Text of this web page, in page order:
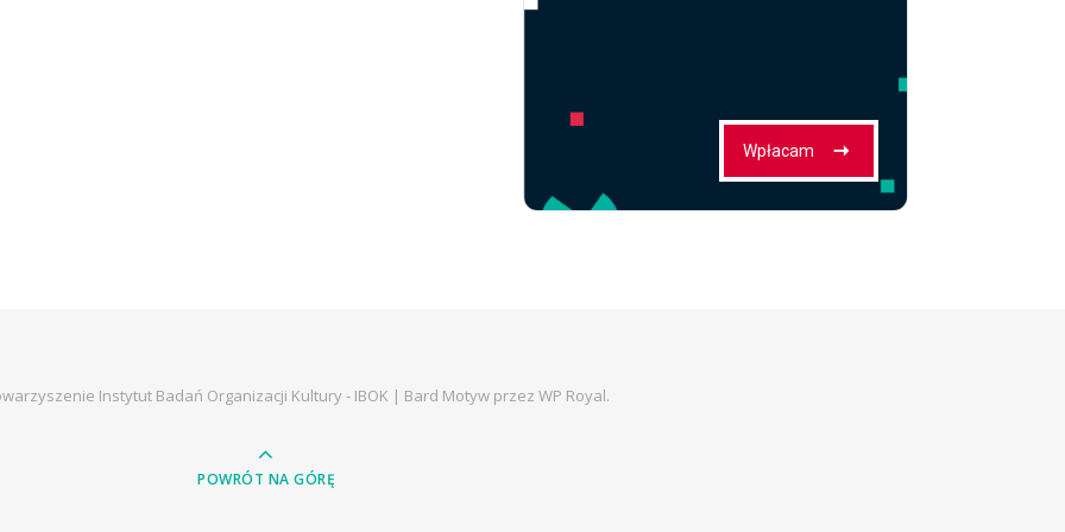
Instytut Badań Organizacji Kultury - IBOK | Bard Motyw przez WP Royal.
POWRÓT NA GÓRĘ